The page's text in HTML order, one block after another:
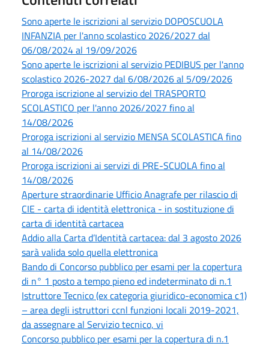
Sono aperte le iscrizioni al servizio DOPOSCUOLA
INFANZIA per l'anno scolastico 2026/2027 dal
06/08/2024 al 19/09/2026
Sono aperte le iscrizioni al servizio PEDIBUS per l'anno
scolastico 2026-2027 dal 6/08/2026 al 5/09/2026
Proroga iscrizione al servizio del TRASPORTO
SCOLASTICO per l'anno 2026/2027 fino al
14/08/2026
Proroga iscrizioni al servizio MENSA SCOLASTICA fino
al 14/08/2026
Proroga iscrizioni ai servizi di PRE-SCUOLA fino al
14/08/2026
Aperture straordinarie Ufficio Anagrafe per rilascio di
CIE - carta di identità elettronica - in sostituzione di
carta di identità cartacea
Addio alla Carta d’Identità cartacea: dal 3 agosto 2026
sarà valida solo quella elettronica
Bando di Concorso pubblico per esami per la copertura
di n° 1 posto a tempo pieno ed indeterminato di n.1
Istruttore Tecnico (ex categoria giuridico-economica c1)
– area degli istruttori ccnl funzioni locali 2019-2021,
da assegnare al Servizio tecnico, vi
Concorso pubblico per esami per la copertura di n.1